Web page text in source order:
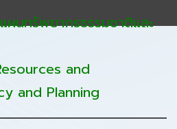
ผนทรัพยากรธรรมชาติและ
and
and Planning